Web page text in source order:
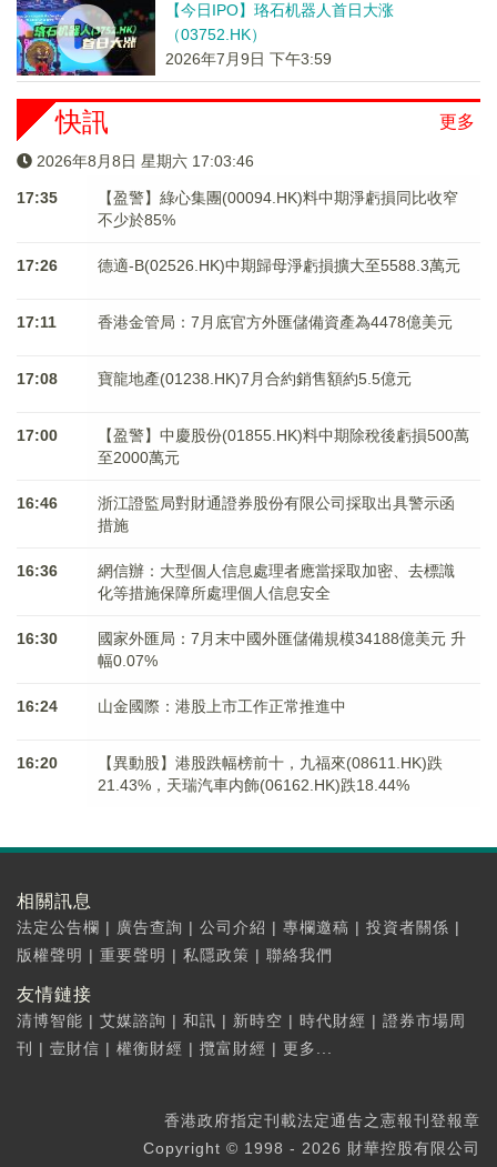
【今日IPO】珞石机器人首日大涨
（03752.HK）
2026年7月9日 下午3:59
更多
快訊
2026年8月8日 星期六 17:03:46
17:35
【盈警】綠心集團(00094.HK)料中期淨虧損同比收窄
不少於85%
17:26 德適-B(02526.HK)中期歸母淨虧損擴大至5588.3萬元
17:11 香港金管局：7月底官方外匯儲備資產為4478億美元
17:08 寶龍地產(01238.HK)7月合約銷售額約5.5億元
17:00
【盈警】中慶股份(01855.HK)料中期除稅後虧損500萬
至2000萬元
16:46
浙江證監局對財通證券股份有限公司採取出具警示函
措施
16:36
網信辦：大型個人信息處理者應當採取加密、去標識
化等措施保障所處理個人信息安全
16:30
國家外匯局：7月末中國外匯儲備規模34188億美元 升
幅0.07%
16:24 山金國際：港股上市工作正常推進中
16:20
【異動股】港股跌幅榜前十，九福來(08611.HK)跌
21.43%，天瑞汽車内飾(06162.HK)跌18.44%
相關訊息
法定公告欄 | 廣告查詢 | 公司介紹 | 專欄邀稿 | 投資者關係 |
版權聲明 | 重要聲明 | 私隱政策 | 聯絡我們
友情鏈接
清博智能 | 艾媒諮詢 | 和訊 | 新時空 | 時代財經 | 證券市場周
刊
| 壹財信 | 權衡財經 | 攬富財經 | 更多...
香港政府指定刊載法定通告之憲報刊登報章
Copyright © 1998 - 2026 財華控股有限公司